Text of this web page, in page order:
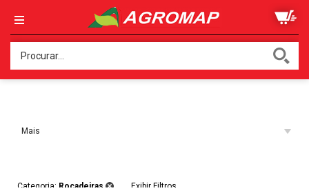
Mais
Categoria: Roçadeiras Exibir Filtros